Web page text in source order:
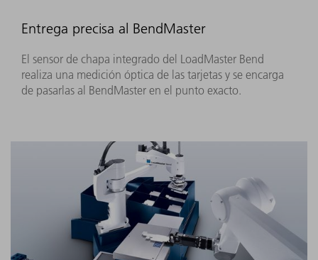
Entrega precisa al BendMaster
El sensor de chapa integrado del LoadMaster Bend
realiza una medición óptica de las tarjetas y se encarga
de pasarlas al BendMaster en el punto exacto.